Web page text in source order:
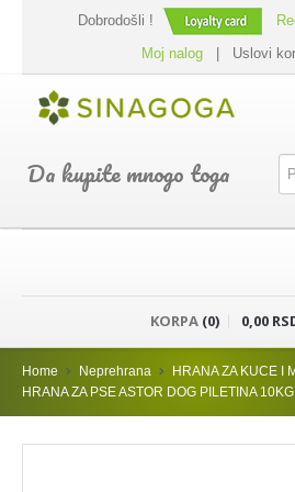
Dobrodošli !
Moj nalog
Uslovi
Da kupite mnogo toga
SHOP
PREHRANA
KORPA (0) 0,00
Home Neprehrana
HRANA ZA KUCE I
HRANA ZA PSE ASTOR DOG PILETINA